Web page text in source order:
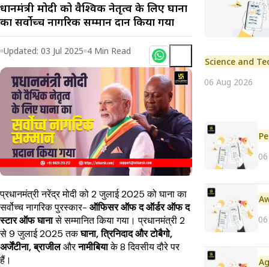
प्रधानमंत्री मोदी को वैश्विक नेतृत्व के लिए घाना
का सर्वोच्च नागरिक सम्मान प्रदान किया गया
Updated: 03 Jul 2025 4 Min Read
प्रधानमंत्री नरेंद्र मोदी को 2 जुलाई 2025 को घाना का
सर्वोच्च नागरिक पुरस्कार- ऑफिसर ऑफ द ऑर्डर ऑफ द
स्टार ऑफ घानासे सम्मानित किया गया। प्रधानमंत्री 2
से 9 जुलाई 2025 तकघाना, त्रिनिदाद और टोबैगो,
अर्जेंटीना, ब्राजीलऔरनामीबियाके 8 दिवसीय दौरे पर
हैं।
Science and
06 Aug 2026